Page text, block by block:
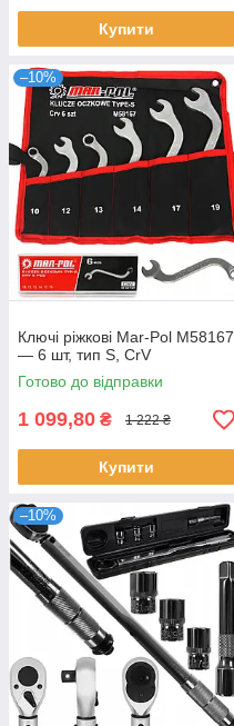
Купити
–10%
Ключі ріжкові Mar-Pol M58167
— 6 шт, тип S, CrV
Готово до відправки
1 099,80 ₴ 1 222 ₴
Купити
–10%